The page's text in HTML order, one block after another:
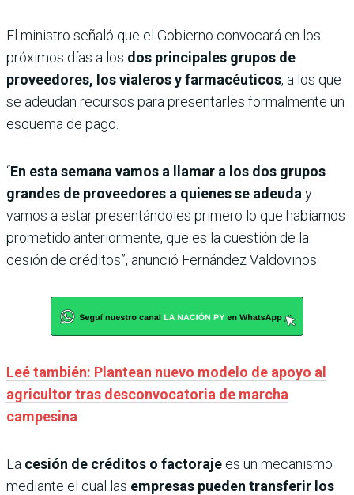
El ministro señaló que el Gobierno convocará en los
próximos días a los dos principales grupos de
proveedores, los vialeros y farmacéuticos, a los que
se adeudan recursos para presentarles formalmente un
esquema de pago.
“En esta semana vamos a llamar a los dos grupos
grandes de proveedores a quienes se adeuda y
vamos a estar presentándoles primero lo que habíamos
prometido anteriormente, que es la cuestión de la
cesión de créditos”, anunció Fernández Valdovinos.
Leé también: Plantean nuevo modelo de apoyo al
agricultor tras desconvocatoria de marcha
campesina
La cesión de créditos o factoraje es un mecanismo
mediante el cual las empresas pueden transferir los